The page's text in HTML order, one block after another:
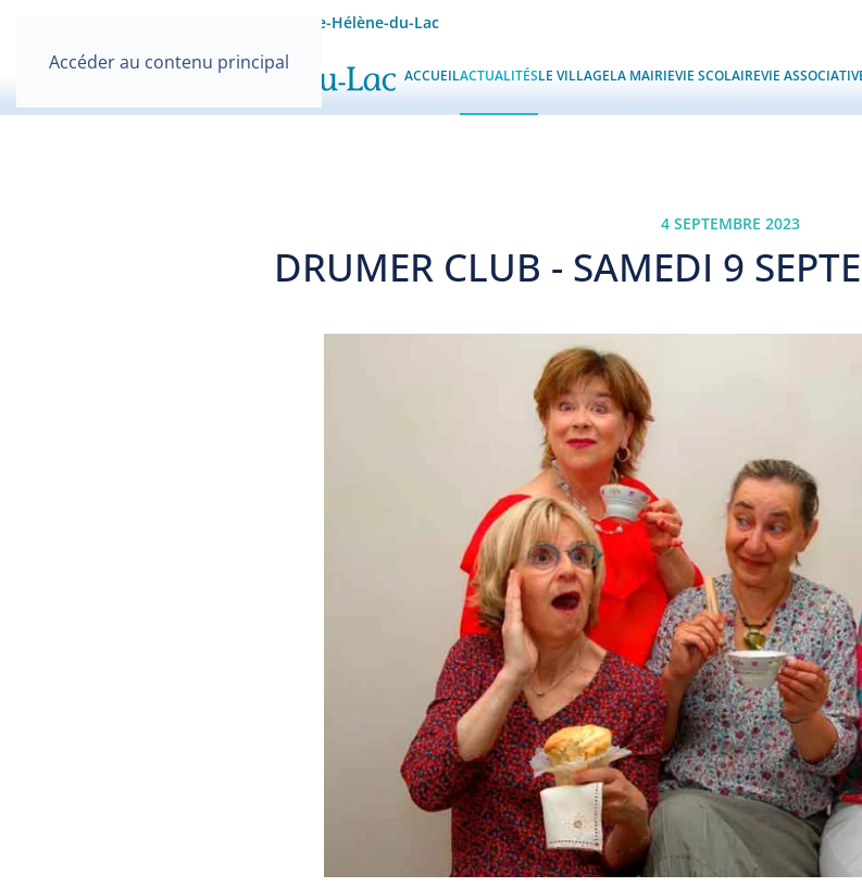
Accéder au contenu principal
Site officiel de la Mairie de Sainte-Hélène-du-Lac
ACCUEILACTUALITÉSLE VILLAGELA MAIRIEVIE SCOLAIREVIE
4 SEPTEMBRE 2023
DRUMER CLUB - SAMEDI 9